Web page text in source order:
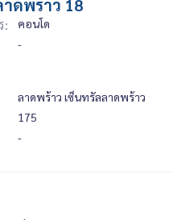
ดพร้าว 18
: คอนโด
-
ลาดพร้าว เซ็นทรัลลาดพร้าว
175
-